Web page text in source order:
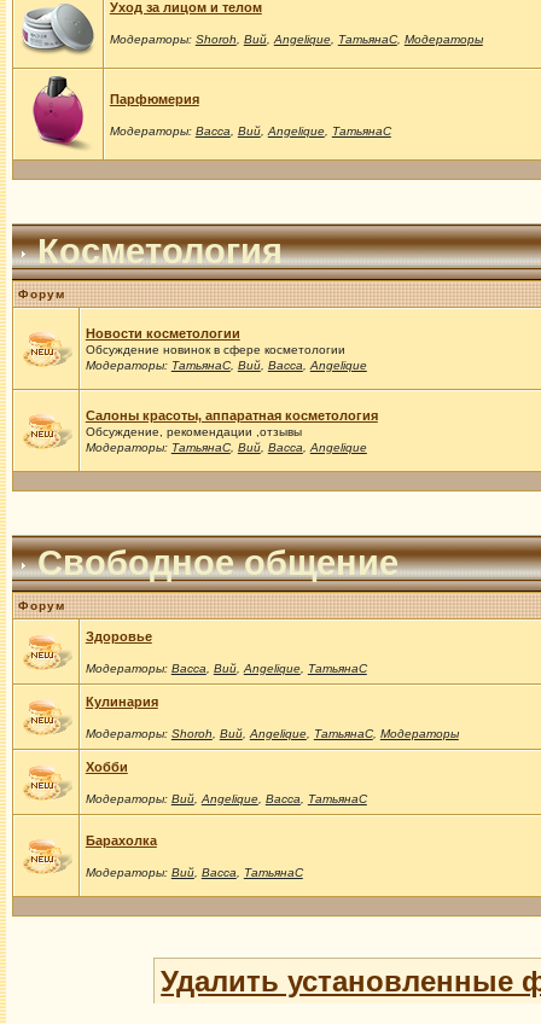
Уход за лицом и телом
Модераторы: Shoroh Вий, Angelique, ТатьянаС, Модераторы
Парфюмерия
Модераторы: Васса Вий, Angelique, ТатьянаС
Косметология
Форум
Новости косметологии
Обсуждение новинок в сфере косметологии
Модераторы: ТатьянаС, Вий, Васса Angelique
Салоны красоты, аппаратная косметология
Обсуждение, рекомендации ,отзывы
Модераторы: ТатьянаС, Вий, Васса Angelique
Свободное общение
Форум
Здоровье
Модераторы: Васса Вий, Angelique, ТатьянаС
Кулинария
Модераторы: Shoroh Вий, Angelique, ТатьянаС, Модераторы
Хобби
Модераторы: Вий, Angelique, Васса ТатьянаС
Барахолка
Модераторы: Вий, Васса ТатьянаС
Удалить установленные